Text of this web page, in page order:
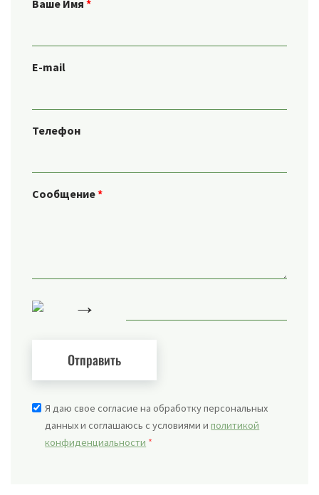
Ваше Имя *
E-mail
Телефон
Сообщение*
→
Я даю свое согласие на обработку персональных
данных и соглашаюсь с условиями иполитикой
конфиденциальности *